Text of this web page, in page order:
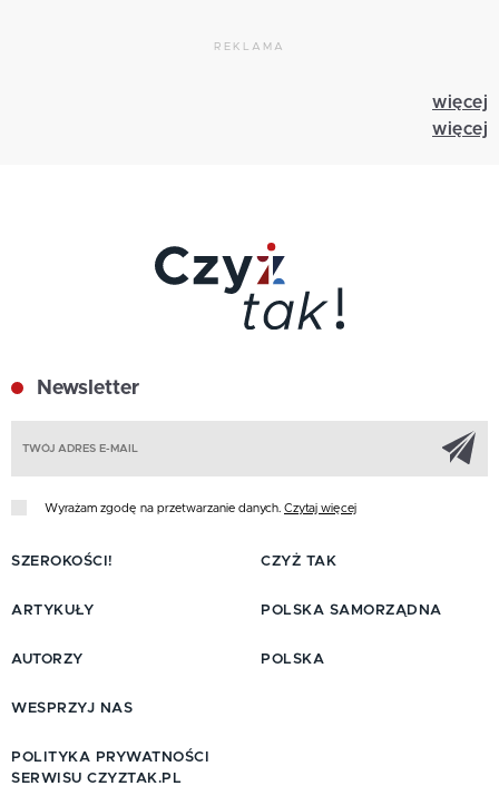
REKLAMA
więcej
więcej
Newsletter
Wyrażam zgodę na przetwarzanie danych. Czytaj więcej
SZEROKOŚCI!
ARTYKUŁY
AUTORZY
CZYŻ TAK
POLSKA SAMORZĄDNA
POLSKA
WESPRZYJ NAS
POLITYKA PRYWATNOŚCI
SERWISU CZYZTAK.PL